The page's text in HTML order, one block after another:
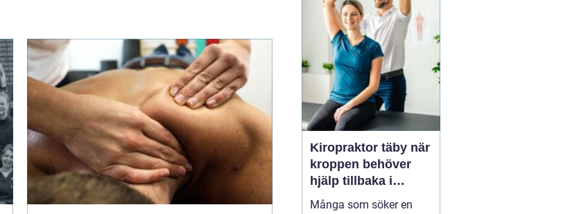
massage Sollentuna för
Kiropraktor täby när
kroppen behöver
hjälp tillbaka i
balans
Många som söker en